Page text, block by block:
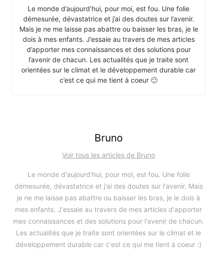
Le monde d’aujourd’hui, pour moi, est fou. Une folie
démesurée, dévastatrice et j’ai des doutes sur l’avenir.
Mais je ne me laisse pas abattre ou baisser les bras, je le
dois à mes enfants. J’essaie au travers de mes articles
d’apporter mes connaissances et des solutions pour
l’avenir de chacun. Les actualités que je traite sont
orientées sur le climat et le développement durable car
c’est ce qui me tient à coeur 🙂
Bruno
Voir tous les articles de Bruno
Le monde d'aujourd'hui, pour moi, est fou. Une folie
démesurée, dévastatrice et j'ai des doutes sur l'avenir. Mais
je ne me laisse pas abattre ou baisser les bras, je le dois à
mes enfants. J'essaie au travers de mes articles d'apporter
mes connaissances et des solutions pour l'avenir de chacun.
Les actualités que je traite sont orientées sur le climat et le
développement durable car c'est ce qui me tient à coeur :)